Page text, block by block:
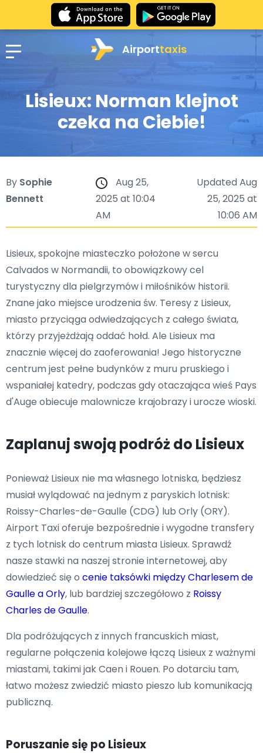
Airporttaxis
Lisieux: Norman klejnot
czeka na Ciebie!
By Sophie
Bennett
Aug 25,
2025 at 10:04
AM
Updated Aug
25, 2025 at
10:06 AM
Lisieux, spokojne miasteczko położone w sercu
Calvados w Normandii, to obowiązkowy cel
turystyczny dla pielgrzymów i miłośników historii.
Znane jako miejsce urodzenia św. Teresy z Lisieux,
miasto przyciąga odwiedzających z całego świata,
którzy przyjeżdżają oddać hołd. Ale Lisieux ma
znacznie więcej do zaoferowania! Jego historyczne
centrum jest pełne budynków z muru pruskiego i
wspaniałej katedry, podczas gdy otaczająca wieś Pays
d'Auge obiecuje malownicze krajobrazy i urocze wioski.
Zaplanuj swoją podróż do Lisieux
Ponieważ Lisieux nie ma własnego lotniska, będziesz
musiał wylądować na jednym z paryskich lotnisk:
Roissy-Charles-de-Gaulle (CDG) lub Orly (ORY).
Airport Taxi oferuje bezpośrednie i wygodne transfery
z tych lotnisk do centrum miasta Lisieux. Sprawdź
nasze stawki na naszej stronie internetowej, aby
dowiedzieć się o cenie taksówki między Charlesem de
Gaulle a Orly, lub bardziej szczegółowo z Roissy
Charles de Gaulle.
Dla podróżujących z innych francuskich miast,
regularne połączenia kolejowe łączą Lisieux z ważnymi
miastami, takimi jak Caen i Rouen. Po dotarciu tam,
łatwo możesz zwiedzić miasto pieszo lub komunikacją
publiczną.
Poruszanie się po Lisieux